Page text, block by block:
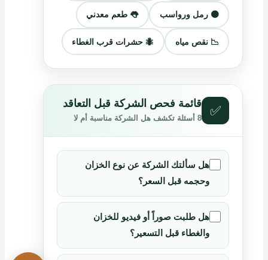
🟤 رمل ورواسب 👅 طعم معدني
📉 نقص مياه 🐜 حشرات قرب الغطاء
✅ قائمة فحص الشركة قبل التعاقد
8 أسئلة تكشف هل الشركة مناسبة أم لا
هل سألتك الشركة عن نوع الخزان
وحجمه قبل السعر؟
هل طلبت صوراً أو فيديو للخزان
والغطاء قبل التسعير؟